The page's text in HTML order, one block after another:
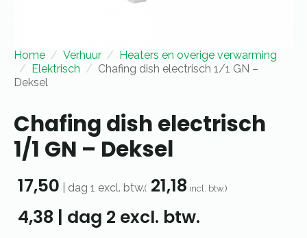
Home Verhuur
Heaters en overige verwarming
Elektrisch
Chafing dish electrisch 1/1 GN –
Deksel
Chafing dish electrisch
1/1 GN – Deksel
17,50 dag 1 excl. btw.( 21,18 incl. btw.)
4,38 | dag 2 excl. btw.